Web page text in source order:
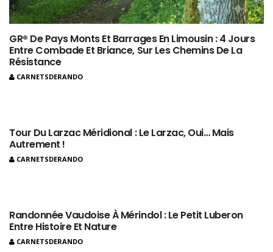
GR® De Pays Monts Et Barrages En Limousin : 4 Jours
Entre Combade Et Briance, Sur Les Chemins De La
Résistance
CARNETSDERANDO
Tour Du Larzac Méridional : Le Larzac, Oui… Mais
Autrement !
CARNETSDERANDO
Randonnée Vaudoise À Mérindol : Le Petit Luberon
Entre Histoire Et Nature
CARNETSDERANDO